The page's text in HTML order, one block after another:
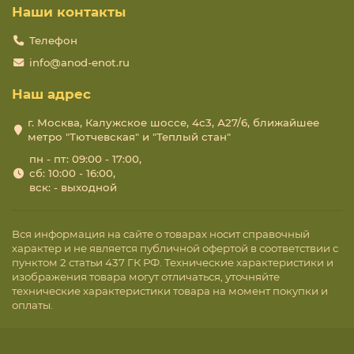
Наши контакты
Телефон
info@anod-enot.ru
Наш адрес
г. Москва, Калужское шоссе, 4с3, А27/6, ближайшее
метро "Тютчевская" и "Теплый стан"
пн - пт: 09:00 - 17:00,
сб: 10:00 - 16:00,
вск: - выходной
Вся информация на сайте о товарах носит справочный
характер и не является публичной офертой в соответствии с
пунктом 2 статьи 437 ГК РФ. Технические характеристики и
изображения товара могут отличаться, уточняйте
технические характеристики товара на момент покупки и
оплаты.